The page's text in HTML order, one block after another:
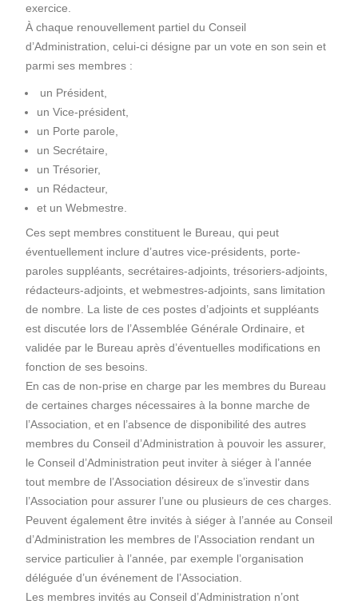
exercice.
À chaque renouvellement partiel du Conseil
d’Administration, celui-ci désigne par un vote en son sein et
parmi ses membres :
un Président,
un Vice-président,
un Porte parole,
un Secrétaire,
un Trésorier,
un Rédacteur,
et un Webmestre.
Ces sept membres constituent le Bureau, qui peut
éventuellement inclure d’autres vice-présidents, porte-
paroles suppléants, secrétaires-adjoints, trésoriers-adjoints,
rédacteurs-adjoints, et webmestres-adjoints, sans limitation
de nombre. La liste de ces postes d’adjoints et suppléants
est discutée lors de l’Assemblée Générale Ordinaire, et
validée par le Bureau après d’éventuelles modifications en
fonction de ses besoins.
En cas de non-prise en charge par les membres du Bureau
de certaines charges nécessaires à la bonne marche de
l’Association, et en l’absence de disponibilité des autres
membres du Conseil d’Administration à pouvoir les assurer,
le Conseil d’Administration peut inviter à siéger à l’année
tout membre de l’Association désireux de s’investir dans
l’Association pour assurer l’une ou plusieurs de ces charges.
Peuvent également être invités à siéger à l’année au Conseil
d’Administration les membres de l’Association rendant un
service particulier à l’année, par exemple l’organisation
déléguée d’un événement de l’Association.
Les membres invités au Conseil d’Administration n’ont